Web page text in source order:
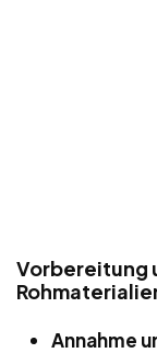
Vorbereitung
Annahme